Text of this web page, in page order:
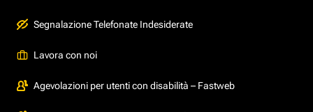
Segnalazione Telefonate Indesiderate
Lavora con noi
Agevolazioni per utenti con disabilità – Fastweb